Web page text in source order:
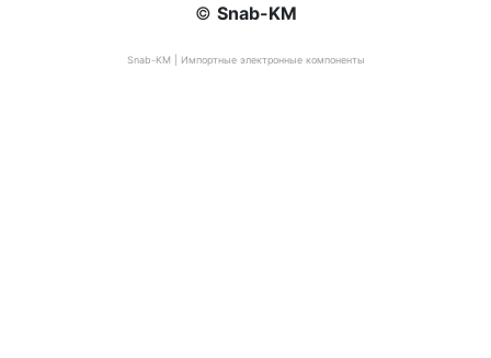
© Snab-KM
Snab-KM | Импортные электронные компоненты